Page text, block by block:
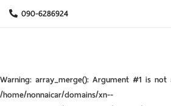
090-6286924
Warning: array_merge(): Argument #1 is not
/home/nonnaicar/domains/xn--